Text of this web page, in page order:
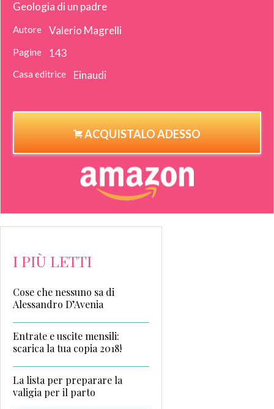
Geologia di un padre
Autore Valerio Magrelli
Pagine 143
Casa editrice Einaudi
ACQUISTALO ADESSO
I PIÙ LETTI
Cose che nessuno sa di
Alessandro D’Avenia
Entrate e uscite mensili:
scarica la tua copia 2018!
La lista per preparare la
valigia per il parto